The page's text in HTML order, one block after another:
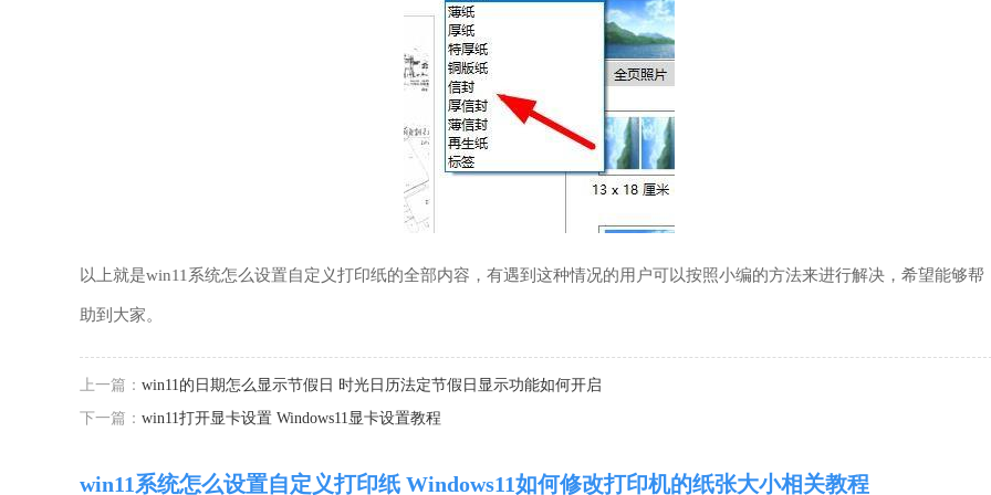
以上就是win11系统怎么设置自定义打印纸的全部内容，有遇到这种情况的用户可以按照小编的方法来进行解决，希望能够帮
助到大家。
上一篇： win11的日期怎么显示节假日 时光日历法定节假日显示功能如何开启
下一篇： win11打开显卡设置 Windows11显卡设置教程
win11系统怎么设置自定义打印纸 Windows11如何修改打印机的纸张大小相关教程